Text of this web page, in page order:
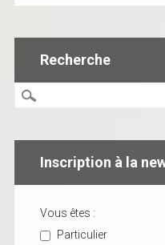
Recherche
Inscription à la
Vous êtes :
Particulier